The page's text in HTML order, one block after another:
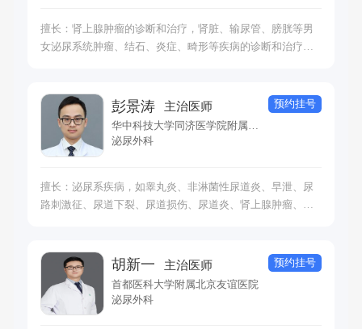
擅长：肾上腺肿瘤的诊断和治疗，肾脏、输尿管、膀胱等男
女泌尿系统肿瘤、结石、炎症、畸形等疾病的诊断和治疗，
彭景涛 主治医师
华中科技大学同济医学院附属协和医院
泌尿外科
预约挂号
擅长：泌尿系疾病，如睾丸炎、非淋菌性尿道炎、早泄、尿
路刺激征、尿道下裂、尿道损伤、尿道炎、肾上腺肿瘤、先
胡新一 主治医师
首都医科大学附属北京友谊医院
泌尿外科
预约挂号